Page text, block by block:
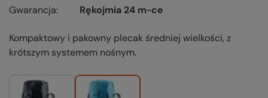
Gwarancja
Rękojmia 24 m-ce
Kompaktowy i pakowny plecak średniej wielkości, z
krótszym systemem nośnym.